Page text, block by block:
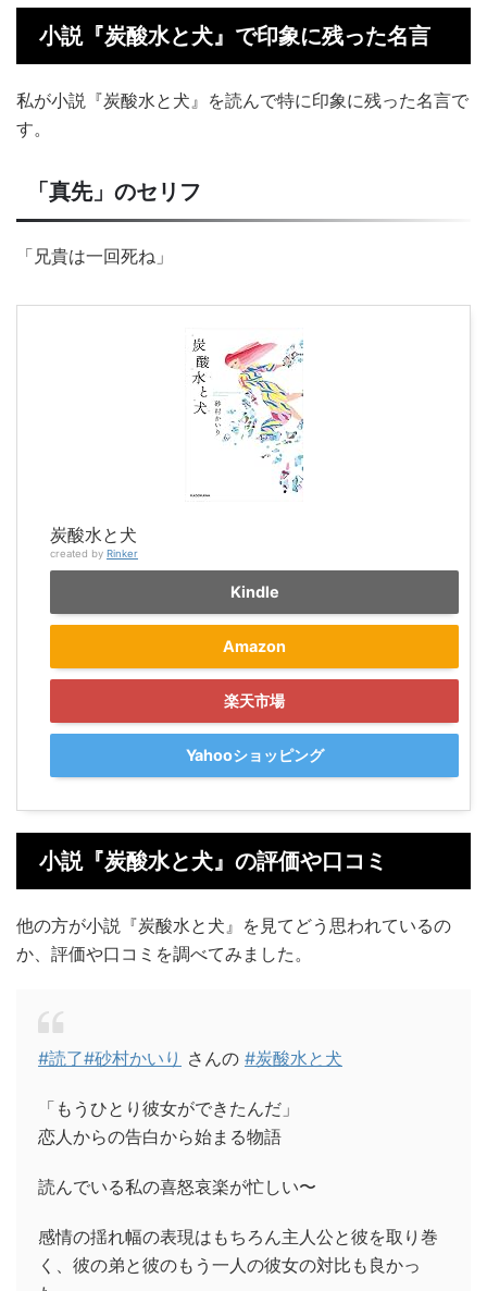
小説『炭酸水と犬』で印象に残った名言
私が小説『炭酸水と犬』を読んで特に印象に残った名言で
す。
「真先」のセリフ
「兄貴は一回死ね」
炭酸水と犬
created by Rinker
Kindle
Amazon
楽天市場
Yahooショッピング
小説『炭酸水と犬』の評価や口コミ
他の方が小説『炭酸水と犬』を見てどう思われているの
か、評価や口コミを調べてみました。
#読了#砂村かいり さんの #炭酸水と犬
「もうひとり彼女ができたんだ」
恋人からの告白から始まる物語
読んでいる私の喜怒哀楽が忙しい〜
感情の揺れ幅の表現はもちろん主人公と彼を取り巻
く、彼の弟と彼のもう一人の彼女の対比も良かっ